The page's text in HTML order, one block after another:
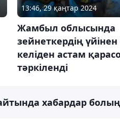
13:46, 29 қаңтар 2024
Жамбыл облысында
зейнеткердің үйінен
келіден астам
тәркіленді
хабардар